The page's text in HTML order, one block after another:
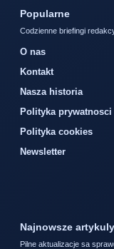
Popularne
Codzienne briefingi
O nas
Kontakt
Nasza historia
Polityka prywatnosci
Polityka cookies
Newsletter
Najnowsze artykuly
Pilne aktualizacje sa